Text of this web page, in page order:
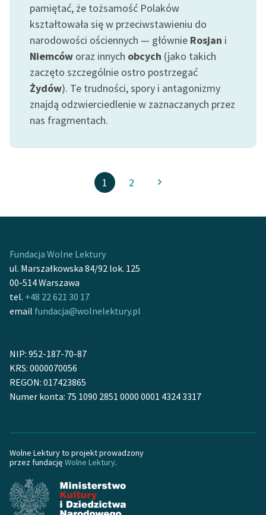
pamiętać, że tożsamość Polaków
kształtowała się w przeciwstawieniu do
narodowości ościennych — głównie Rosjan i
Niemców oraz innych obcych (jako takich
zaczęto szczególnie ostro postrzegać
Żydów). Te trudności, spory i antagonizmy
znajdą odzwierciedlenie w zaznaczanych przez
nas fragmentach.
1 2
Fundacja Wolne Lektury
ul. Marszałkowska 84/92 lok. 125
00-514 Warszawa
tel. +48 22 621 30 17
email fundacja@wolnelektury.pl
NIP: 952-187-70-87
KRS: 0000070056
REGON: 017423865
Numer konta: 75 1090 2851 0000 0001 4324 3317
Wolne Lektury to projekt prowadzony
przez fundację Wolne Lektury.